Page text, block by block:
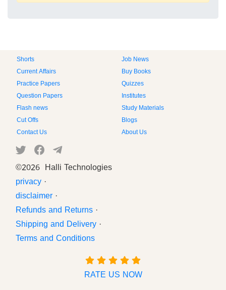
Shorts
Job News
Current Affairs
Buy Books
Practice Papers
Quizzes
Question Papers
Institutes
Flash news
Study Materials
Cut Offs
Blogs
Contact Us
About Us
©2026 Halli Technologies
privacy ·
disclaimer ·
Refunds and Returns ·
Shipping and Delivery ·
Terms and Conditions
RATE US NOW